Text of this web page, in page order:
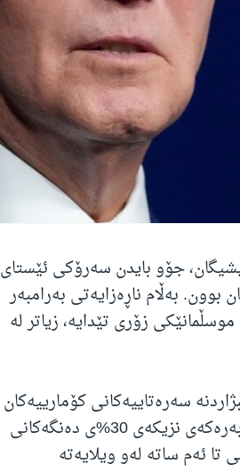
جۆو بایدن سەرۆکی ئێستای
بوون. بەڵام ناڕەزایەتی بەرامبەر
زۆری تێدایە، زیاتر لە
سەرەتاییەکانی کۆمارییەکان
لە ویلایەتی میشیگان بەدەستهێناوە و نیکی هێلی ڕکابەرەکەی نزیکەی 30%ی دەنگەکانی
نزیکەی ٨٠%ی دەنگەکانی تا ئەم ساتە لەو ویلایەتە